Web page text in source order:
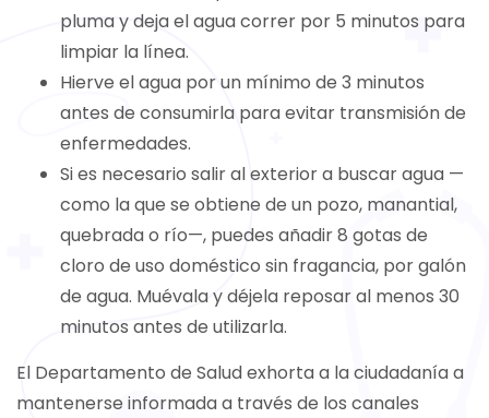
pluma y deja el agua correr por 5 minutos para
limpiar la línea.
Hierve el agua por un mínimo de 3 minutos
antes de consumirla para evitar transmisión de
enfermedades.
Si es necesario salir al exterior a buscar agua —
como la que se obtiene de un pozo, manantial,
quebrada o río—, puedes añadir 8 gotas de
cloro de uso doméstico sin fragancia, por galón
de agua. Muévala y déjela reposar al menos 30
minutos antes de utilizarla.
El Departamento de Salud exhorta a la ciudadanía a
mantenerse informada a través de los canales